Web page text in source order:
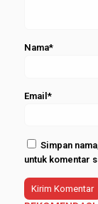
Nama*
Email*
Simpan
untuk komentar